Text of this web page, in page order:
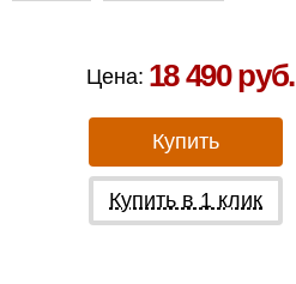
Цена: 18 490 руб.
Купить
Купить в 1 клик